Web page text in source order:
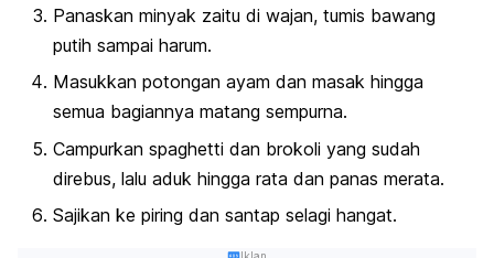
Panaskan minyak zaitu di wajan, tumis bawang
putih sampai harum.
Masukkan potongan ayam dan masak hingga
semua bagiannya matang sempurna.
Campurkan spaghetti dan brokoli yang sudah
direbus, lalu aduk hingga rata dan panas merata.
Sajikan ke piring dan santap selagi hangat.